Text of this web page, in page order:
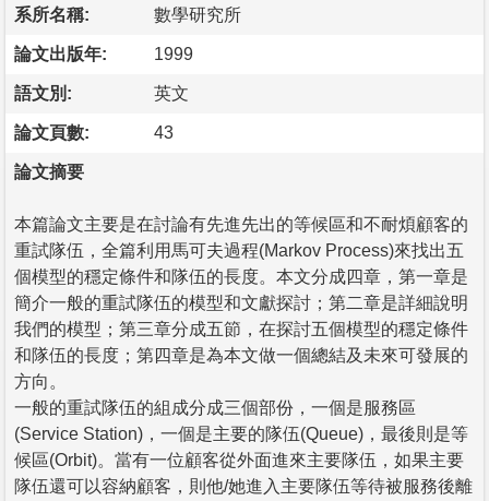
系所名稱: 數學研究所
論文出版年: 1999
語文別: 英文
論文頁數: 43
論文摘要
本篇論文主要是在討論有先進先出的等候區和不耐煩顧客的
重試隊伍，全篇利用馬可夫過程(Markov Process)來找出五
個模型的穩定條件和隊伍的長度。本文分成四章，第一章是
簡介一般的重試隊伍的模型和文獻探討；第二章是詳細說明
我們的模型；第三章分成五節，在探討五個模型的穩定條件
和隊伍的長度；第四章是為本文做一個總結及未來可發展的
方向。
一般的重試隊伍的組成分成三個部份，一個是服務區
(Service Station)，一個是主要的隊伍(Queue)，最後則是等
候區(Orbit)。當有一位顧客從外面進來主要隊伍，如果主要
隊伍還可以容納顧客，則他/她進入主要隊伍等待被服務後離